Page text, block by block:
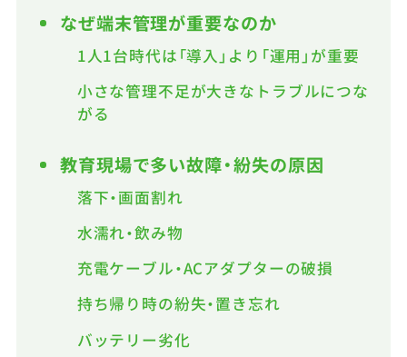
なぜ端末管理が重要なのか
1人1台時代は「導入」より「運用」が重要
小さな管理不足が大きなトラブルにつな
がる
教育現場で多い故障・紛失の原因
落下・画面割れ
水濡れ・飲み物
充電ケーブル・ACアダプターの破損
持ち帰り時の紛失・置き忘れ
バッテリー劣化